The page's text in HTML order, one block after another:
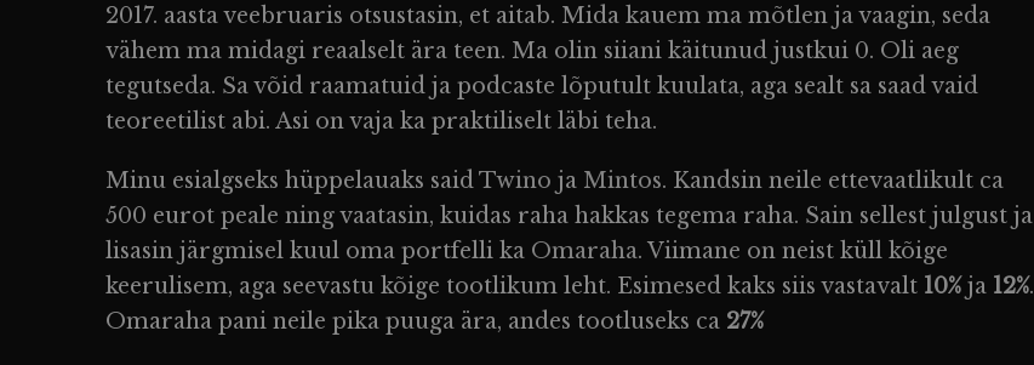
2017. aasta veebruaris otsustasin, et aitab. Mida kauem ma mõtlen ja vaagin, seda
vähem ma midagi reaalselt ära teen. Ma olin siiani käitunud justkui 0. Oli aeg
tegutseda. Sa võid raamatuid ja podcaste lõputult kuulata, aga sealt sa saad vaid
teoreetilist abi. Asi on vaja ka praktiliselt läbi teha.
Minu esialgseks hüppelauaks saidTwino ja Mintos. Kandsin neile ettevaatlikult ca
500 eurot peale ning vaatasin, kuidas raha hakkas tegema raha. Sain sellest julgust ja
lisasin järgmisel kuul oma portfelli ka Omaraha. Viimane on neist küll kõige
keerulisem, aga seevastu kõige tootlikum leht. Esimesed kaks siis vastavalt 10% ja 12%.
Omaraha pani neile pika puuga ära, andes tootluseks ca 27%